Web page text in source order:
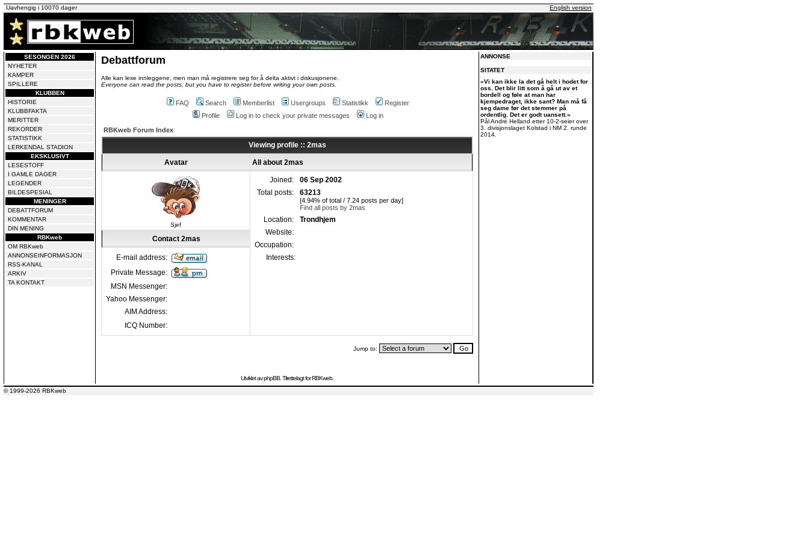
Uavhengig i 10070 dager English version
SESONGEN 2026
NYHETER
KAMPER
SPILLERE
KLUBBEN
HISTORIE
KLUBBFAKTA
MERITTER
REKORDER
STATISTIKK
LERKENDAL STADION
EKSKLUSIVT
LESESTOFF
I GAMLE DAGER
LEGENDER
BILDESPESIAL
MENINGER
DEBATTFORUM
KOMMENTAR
DIN MENING
RBKweb
OM RBKweb
ANNONSEINFORMASJON
RSS-KANAL
ARKIV
TA KONTAKT
Debattforum
Alle kan lese innleggene, men man må registrere seg for å delta aktivt i diskusjonene.
Everyone can read the posts, but you have to register before writing your own posts.
FAQ Search Memberlist Usergroups Statistikk
Register
Profile
Log in to check your private messages
Log in
RBKweb Forum Index
Viewing profile :: 2mas
Avatar All about 2mas
Sjef
Joined:
06 Sep 2002
Total posts:
63213
[4.94% of total / 7.24 posts per day]
Find all posts by 2mas
Location:
Trondhjem
Website:
Occupation:
Interests:
Contact 2mas
E-mail address:
Private Message:
MSN Messenger:
Yahoo Messenger:
AIM Address:
ICQ Number:
Jump to:
Utviklet avphpBB . Tilrettelagt for RBKweb.
ANNONSE
SITATET
«Vi kan ikke la det gå helt i hodet for
oss. Det blir litt som å gå ut av et
bordell og føle at man har
kjempedraget, ikke sant? Man må få
seg dame før det stemmer på
ordentlig. Det er godt uansett.»
Pål André Helland etter 10-2-seier over
3. divisjonslaget Kolstad i NM 2. runde
2014.
© 1999-2026 RBKweb